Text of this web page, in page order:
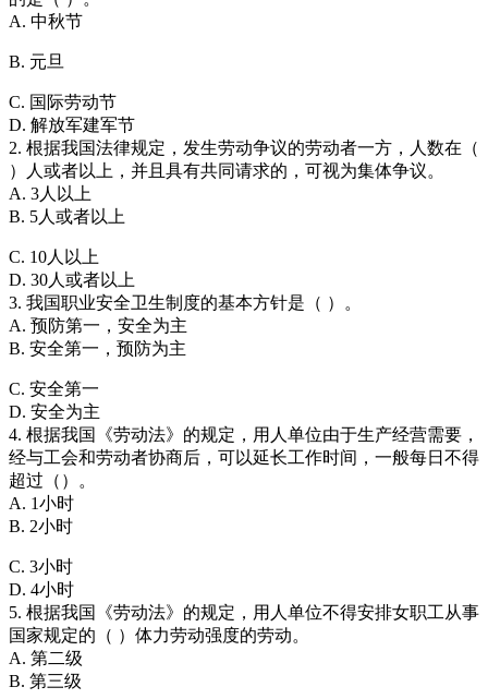
A. 中秋节
B. 元旦
C. 国际劳动节
D. 解放军建军节
2. 根据我国法律规定，发生劳动争议的劳动者一方，人数在（
）人或者以上，并且具有共同请求的，可视为集体争议。
A. 3人以上
B. 5人或者以上
C. 10人以上
D. 30人或者以上
3. 我国职业安全卫生制度的基本方针是（ ）。
A. 预防第一，安全为主
B. 安全第一，预防为主
C. 安全第一
D. 安全为主
4. 根据我国《劳动法》的规定，用人单位由于生产经营需要，
经与工会和劳动者协商后，可以延长工作时间，一般每日不得
超过（）。
A. 1小时
B. 2小时
C. 3小时
D. 4小时
5. 根据我国《劳动法》的规定，用人单位不得安排女职工从事
国家规定的（ ）体力劳动强度的劳动。
A. 第二级
B. 第三级